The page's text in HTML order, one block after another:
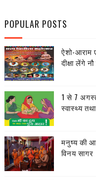
POPULAR POSTS
ऐशो-आराम
दीक्षा लेंगे
1 से 7
स्वास्थ्य
मनुष्य की
विनय सागर